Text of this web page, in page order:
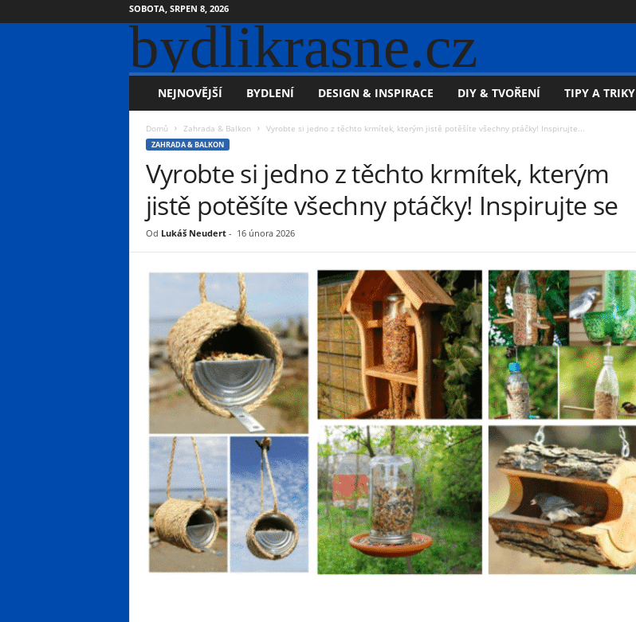
SOBOTA, SRPEN 8, 2026
bydlikrasne.cz
NEJNOVĚJŠÍ BYDLENÍ DESIGN & INSPIRACE DIY & TVOŘENÍ TIPY A TRIKY
Domů Zahrada & Balkon Vyrobte si jedno z těchto krmítek, kterým jistě potěšíte všechny ptáčky! Inspirujte...
ZAHRADA & BALKON
Vyrobte si jedno z těchto krmítek, kterým
jistě potěšíte všechny ptáčky! Inspirujte se
Od Lukáš Neudert- 16 února 2026